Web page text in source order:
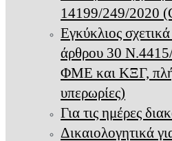
14199/249/2020
Εγκύκλιος
άρθρου 30
ΦΜΕ και ΚΞΓ,
υπερωρίες)
Για τις ημέρες
Δικαιολογητικά